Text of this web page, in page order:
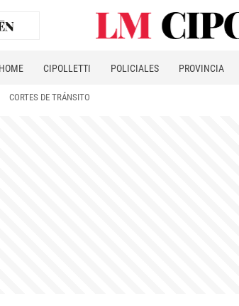
HOME CIPOLLETTI POLICIALES PROVINCIA
CORTES DE TRÁNSITO